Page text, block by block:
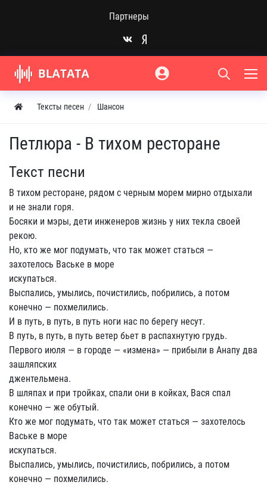
Партнеры
Тексты песен Шансон
Петлюра - В тихом ресторане
Текст песни
В тихом ресторане, рядом с черным морем мирно отдыхали
и не знали горя.
Босяки и мэры, дети инженеров жизнь у них текла своей
рекою.
Но, кто же мог подумать, что так может статься —
захотелось Ваське в море
искупаться.
Выспались, умылись, почистились, побрились, а потом
конечно — похмелились.
И в путь, в путь, в путь ноги нас по берегу несут.
В путь, в путь, в путь ветер бьет в распахнутую грудь.
Первого июля — в городе — «измена» — прибыли в Анапу два
зашляпских
джентельмена.
В шляпах и при тройках, спали они в койках, Вася спал
конечно — же обутый.
Кто же мог подумать, что так может статься — захотелось
Ваське в море
искупаться.
Выспались, умылись, почистились, побрились, а потом
конечно — похмелились.